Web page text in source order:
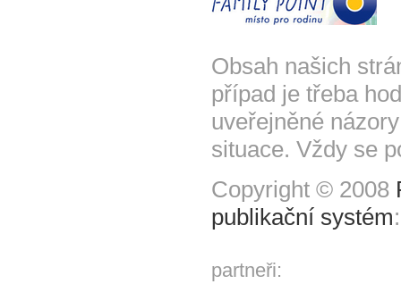
Obsah našich
případ je třeba
uveřejněné
situace. Vždy se
Copyright © 2008
publikační systém
partneři: